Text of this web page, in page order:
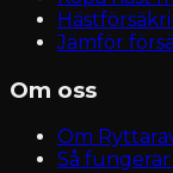
Jämför
Om oss
Om
Så